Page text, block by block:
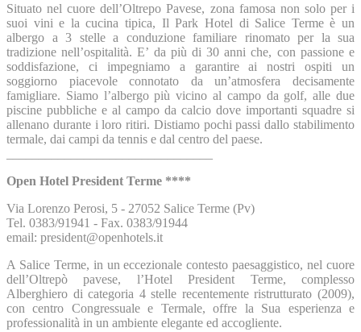
Situato nel cuore dell’Oltrepo Pavese, zona famosa non solo per i
suoi vini e la cucina tipica, Il Park Hotel di Salice Terme è un
albergo a 3 stelle a conduzione familiare rinomato per la sua
tradizione nell’ospitalità. E’ da più di 30 anni che, con passione e
soddisfazione, ci impegniamo a garantire ai nostri ospiti un
soggiorno piacevole connotato da un’atmosfera decisamente
famigliare. Siamo l’albergo più vicino al campo da golf, alle due
piscine pubbliche e al campo da calcio dove importanti squadre si
allenano durante i loro ritiri. Distiamo pochi passi dallo stabilimento
termale, dai campi da tennis e dal centro del paese.
Open Hotel President Terme ****
Via Lorenzo Perosi, 5 - 27052 Salice Terme (Pv)
Tel. 0383/91941 - Fax. 0383/91944
email: president@openhotels.it
A Salice Terme, in un eccezionale contesto paesaggistico, nel cuore
dell’Oltrepò pavese, l’Hotel President Terme, complesso
Alberghiero di categoria 4 stelle recentemente ristrutturato (2009),
con centro Congressuale e Termale, offre la Sua esperienza e
professionalità in un ambiente elegante ed accogliente.